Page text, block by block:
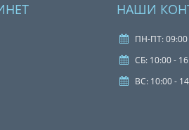
НАШИ
ПН-ПТ: 09:00
СБ: 10:00 -
ВС: 10:00 -